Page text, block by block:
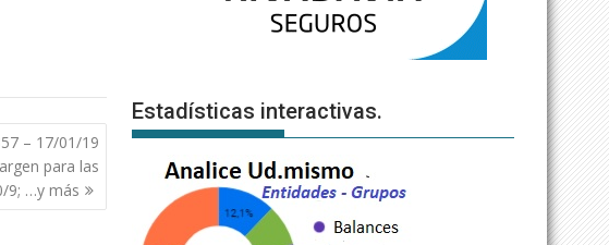
– 17/01/19
para las
9; …y más
Estadísticas interactivas.